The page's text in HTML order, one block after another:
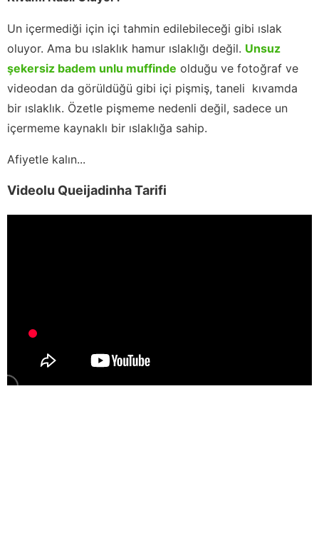
Un içermediği için içi tahmin edilebileceği gibi ıslak
oluyor. Ama bu ıslaklık hamur ıslaklığı değil. Unsuz
şekersiz badem unlu muffinde olduğu ve fotoğraf ve
videodan da görüldüğü gibi içi pişmiş, taneli kıvamda
bir ıslaklık. Özetle pişmeme nedenli değil, sadece un
içermeme kaynaklı bir ıslaklığa sahip.
Afiyetle kalın...
Videolu Queijadinha Tarifi